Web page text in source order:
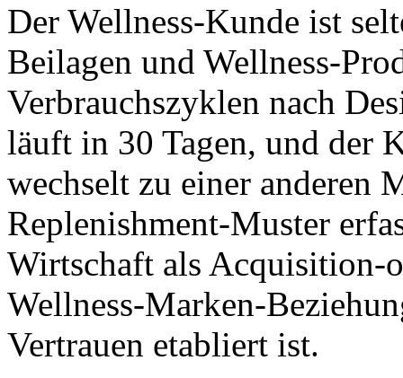
Der Wellness-Kunde ist
Beilagen und Wellness-
Verbrauchszyklen nach
läuft in 30 Tagen, und der
wechselt zu einer anderen
Replenishment-Muster
Wirtschaft als Acquisition-
Wellness-Marken-
Vertrauen etabliert ist.